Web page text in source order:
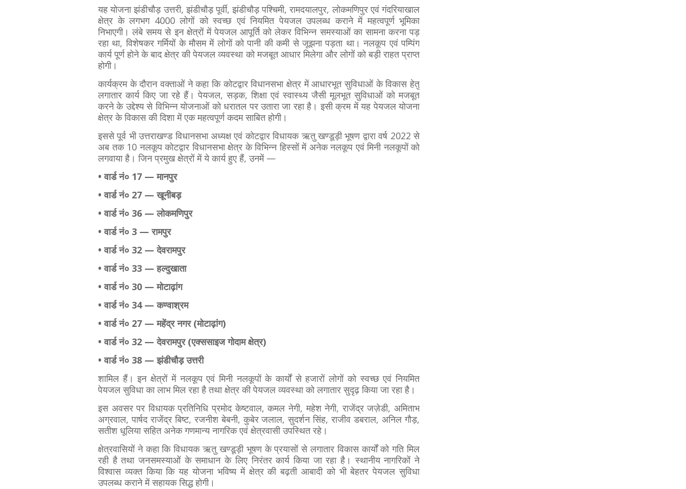
यह योजना झंडीचौड़ उत्तरी, झंडीचौड़ पूर्वी, झंडीचौड़ पश्चिमी, रामदयालपुर, लोकमणिपुर एवं गंदरियाखाल
क्षेत्र के लगभग 4000 लोगों को स्वच्छ एवं नियमित पेयजल उपलब्ध कराने में महत्वपूर्ण भूमिका
निभाएगी। लंबे समय से इन क्षेत्रों में पेयजल आपूर्ति को लेकर विभिन्न समस्याओं का सामना करना पड़
रहा था, विशेषकर गर्मियों के मौसम में लोगों को पानी की कमी से जूझना पड़ता था। नलकूप एवं पम्पिंग
कार्य पूर्ण होने के बाद क्षेत्र की पेयजल व्यवस्था को मजबूत आधार मिलेगा और लोगों को बड़ी राहत प्राप्त
होगी।
कार्यक्रम के दौरान वक्ताओं ने कहा कि कोटद्वार विधानसभा क्षेत्र में आधारभूत सुविधाओं के विकास हेतु
लगातार कार्य किए जा रहे हैं। पेयजल, सड़क, शिक्षा एवं स्वास्थ्य जैसी मूलभूत सुविधाओं को मजबूत
करने के उद्देश्य से विभिन्न योजनाओं को धरातल पर उतारा जा रहा है। इसी क्रम में यह पेयजल योजना
क्षेत्र के विकास की दिशा में एक महत्वपूर्ण कदम साबित होगी।
इससे पूर्व भी उत्तराखण्ड विधानसभा अध्यक्ष एवं कोटद्वार विधायक ऋतु खण्डूड़ी भूषण द्वारा वर्ष 2022 से
अब तक 10 नलकूप कोटद्वार विधानसभा क्षेत्र के विभिन्न हिस्सों में अनेक नलकूप एवं मिनी नलकूपों को
लगवाया है। जिन प्रमुख क्षेत्रों में ये कार्य हुए हैं, उनमें —
• वार्ड नं० 17 — मानपुर
• वार्ड नं० 27 — खूनीबड़
• वार्ड नं० 36 — लोकमणिपुर
• वार्ड नं० 3 — रामपुर
• वार्ड नं० 32 — देवरामपुर
• वार्ड नं० 33 — हल्दुखाता
• वार्ड नं० 30 — मोटाढ़ांग
• वार्ड नं० 34 — कण्वाश्रम
• वार्ड नं० 27 — महेंद्र नगर (मोटाढ़ांग)
• वार्ड नं० 32 — देवरामपुर (एक्ससाइज गोदाम क्षेत्र)
• वार्ड नं० 38 — झंडीचौड़ उत्तरी
शामिल हैं। इन क्षेत्रों में नलकूप एवं मिनी नलकूपों के कार्यों से हजारों लोगों को स्वच्छ एवं नियमित
पेयजल सुविधा का लाभ मिल रहा है तथा क्षेत्र की पेयजल व्यवस्था को लगातार सुदृढ़ किया जा रहा है।
इस अवसर पर विधायक प्रतिनिधि प्रमोद केष्टवाल, कमल नेगी, महेश नेगी, राजेंद्र जज़ेडी, अमिताभ
अग्रवाल, पार्षद राजेंद्र बिष्ट, रजनीश बेबनी, कुबेर जलाल, सुदर्शन सिंह, राजीव डबराल, अनिल गौड़,
सतीश धूलिया सहित अनेक गणमान्य नागरिक एवं क्षेत्रवासी उपस्थित रहे।
क्षेत्रवासियों ने कहा कि विधायक ऋतु खण्डूड़ी भूषण के प्रयासों से लगातार विकास कार्यों को गति मिल
रही है तथा जनसमस्याओं के समाधान के लिए निरंतर कार्य किया जा रहा है। स्थानीय नागरिकों ने
विश्वास व्यक्त किया कि यह योजना भविष्य में क्षेत्र की बढ़ती आबादी को भी बेहतर पेयजल सुविधा
उपलब्ध कराने में सहायक सिद्ध होगी।